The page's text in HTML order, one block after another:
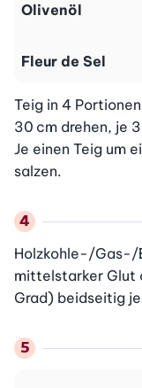
Olivenöl
Fleur de Sel
Teig in 4
30 cm drehen, je
Je einen Teig um
salzen.
Holzkohle-/Gas-/
mittelstarker Glut
Grad) beidseitig je